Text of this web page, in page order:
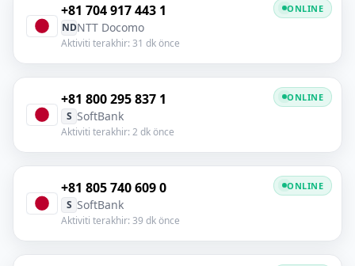
+81 704 917 443 1
NDNTT Docomo
Aktiviti terakhir: 31 dk önce
ONLINE
+81 800 295 837 1
S SoftBank
Aktiviti terakhir: 2 dk önce
ONLINE
+81 805 740 609 0
S SoftBank
Aktiviti terakhir: 39 dk önce
ONLINE